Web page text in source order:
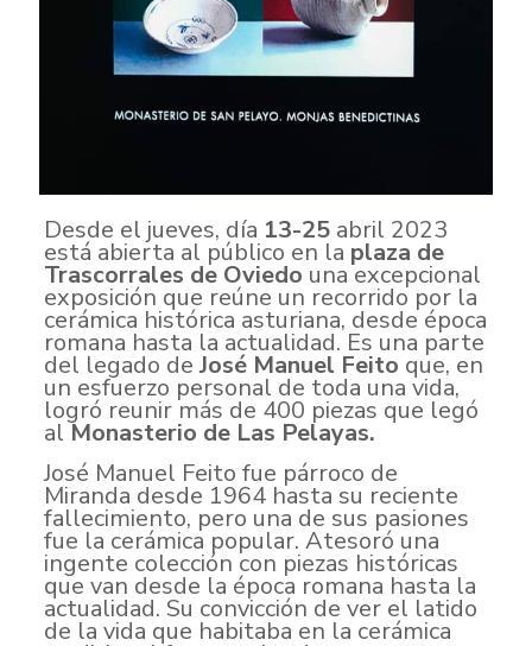
Desde el jueves, día 13-25abril 2023
está abierta al público en la plaza de
Trascorrales de Oviedo una excepcional
exposición que reúne un recorrido por la
cerámica histórica asturiana, desde época
romana hasta la actualidad. Es una parte
del legado deJosé Manuel Feito que, en
un esfuerzo personal de toda una vida,
logró reunir más de 400 piezas que legó
alMonasterio de Las Pelayas.
José Manuel Feito fue párroco de
Miranda desde 1964 hasta su reciente
fallecimiento, pero una de sus pasiones
fue la cerámica popular. Atesoró una
ingente colección con piezas históricas
que van desde la época romana hasta la
actualidad. Su convicción de ver el latido
de la vida que habitaba en la cerámica